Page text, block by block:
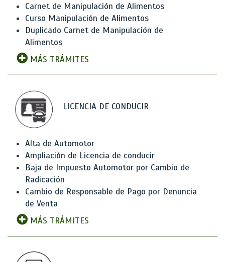
Carnet de Manipulación de Alimentos
Curso Manipulación de Alimentos
Duplicado Carnet de Manipulación de
Alimentos
MÁS TRÁMITES
LICENCIA DE CONDUCIR
Alta de Automotor
Ampliación de Licencia de conducir
Baja de Impuesto Automotor por Cambio de
Radicación
Cambio de Responsable de Pago por Denuncia
de Venta
MÁS TRÁMITES